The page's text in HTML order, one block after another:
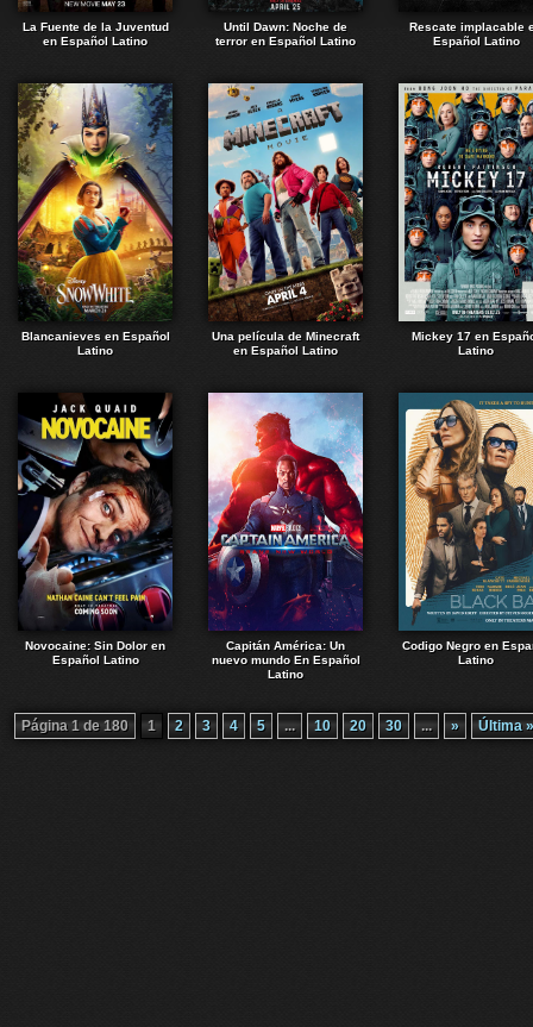
La Fuente de la Juventud
en Español Latino
Until Dawn: Noche de
terror en Español Latino
Rescate implacable
Español Latino
Blancanieves en Español
Latino
Una película de Minecraft
en Español Latino
Mickey 17 en
Latino
Novocaine: Sin Dolor en
Español Latino
Capitán América: Un
nuevo mundo En Español
Latino
Codigo Negro en
Latino
Página 1 de 180 1 2 3 4 5 ... 10 20 30 ... » Última »